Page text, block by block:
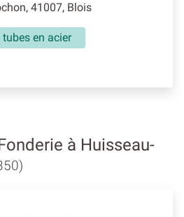
41007, Blois
en acier
à Huisseau-